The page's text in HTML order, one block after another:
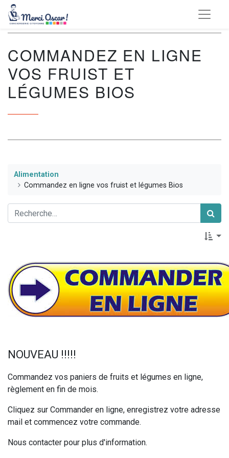
COMMANDEZ EN LIGNE
VOS FRUIST ET
LÉGUMES BIOS
Alimentation
Commandez en ligne vos fruist et légumes Bios
NOUVEAU !!!!!
Commandez vos paniers de fruits et légumes en ligne,
règlement en fin de mois.
Cliquez sur Commander en ligne, enregistrez votre adresse
mail et commencez votre commande.
Nous contacter pour plus d'information.